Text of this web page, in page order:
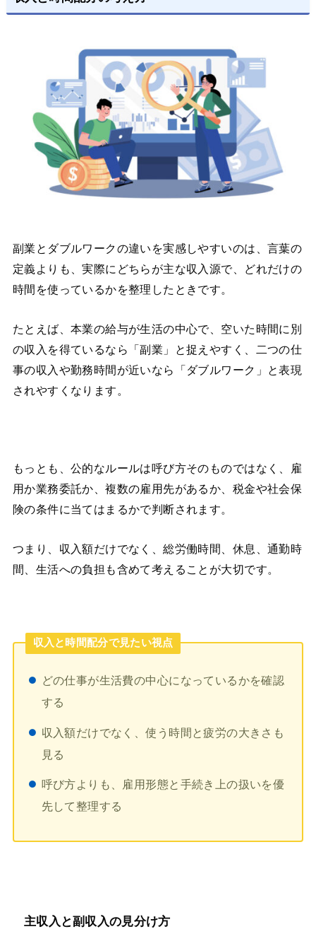
副業とダブルワークの違いを実感しやすいのは、言葉の
定義よりも、実際にどちらが主な収入源で、どれだけの
時間を使っているかを整理したときです。
たとえば、本業の給与が生活の中心で、空いた時間に別
の収入を得ているなら「副業」と捉えやすく、二つの仕
事の収入や勤務時間が近いなら「ダブルワーク」と表現
されやすくなります。
もっとも、公的なルールは呼び方そのものではなく、雇
用か業務委託か、複数の雇用先があるか、税金や社会保
険の条件に当てはまるかで判断されます。
つまり、収入額だけでなく、総労働時間、休息、通勤時
間、生活への負担も含めて考えることが大切です。
収入と時間配分で見たい視点
どの仕事が生活費の中心になっているかを確認
する
収入額だけでなく、使う時間と疲労の大きさも
見る
呼び方よりも、雇用形態と手続き上の扱いを優
先して整理する
主収入と副収入の見分け方